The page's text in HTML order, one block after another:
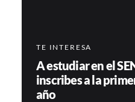
TE INTERESA
A estudiar en el
inscribes a la
año